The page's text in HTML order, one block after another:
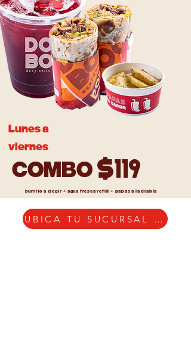
COMBO
Lunes a
viernes
$119
burrito a elegir + agua fresca refill + papas a la diabla
UBICA TU SUCURSAL MÁS CERCANA